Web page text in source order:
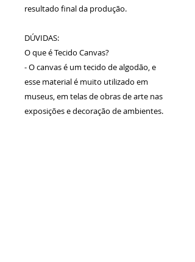
resultado final da produção.
DÚVIDAS:
O que é Tecido Canvas?
- O canvas é um tecido de algodão, e
esse material é muito utilizado em
museus, em telas de obras de arte nas
exposições e decoração de ambientes.